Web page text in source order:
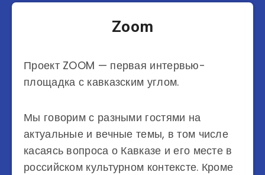
Zoom
Проект ZOOM — первая интервью-
площадка с кавказским углом.
Мы говорим с разными гостями на
актуальные и вечные темы, в том числе
касаясь вопроса о Кавказе и его месте в
российском культурном контексте. Кроме